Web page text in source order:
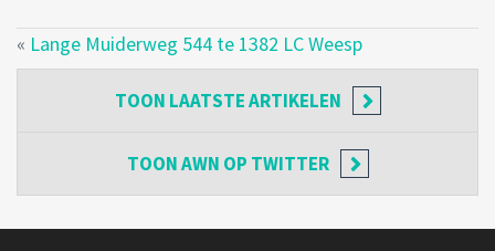
« Lange Muiderweg 544 te 1382 LC Weesp
TOON LAATSTE ARTIKELEN
TOONAWN OP TWITTER